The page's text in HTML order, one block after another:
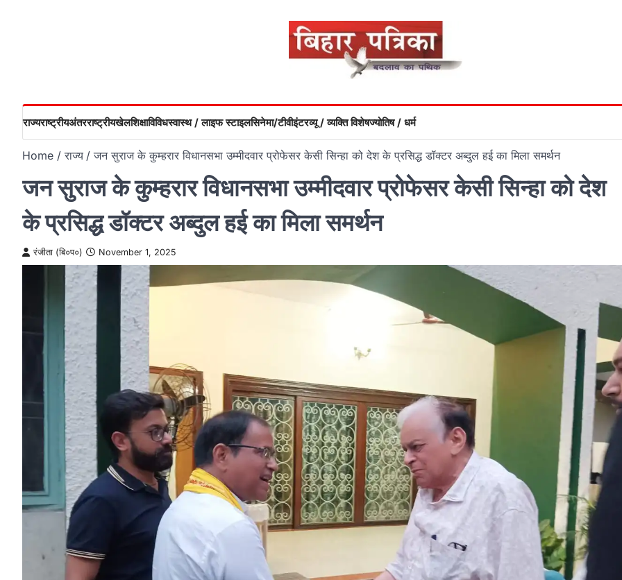
राज्यराष्ट्रीयअंतरराष्ट्रीयखेलशिक्षाविविधस्वास्थ / लाइफ स्टाइलसिनेमा/टीवीइंटरव्यू / व्यक्ति विशेषज्योतिष / धर्म
Home राज्य जन सुराज के कुम्हरार विधानसभा उम्मीदवार प्रोफेसर केसी सिन्हा को देश के प्रसिद्ध डॉक्टर अब्दुल हई का मिला समर्थन
जन सुराज के कुम्हरार विधानसभा उम्मीदवार प्रोफेसर केसी सिन्हा को देश
के प्रसिद्ध डॉक्टर अब्दुल हई का मिला समर्थन
रंजीता (बि०प०) November 1, 2025